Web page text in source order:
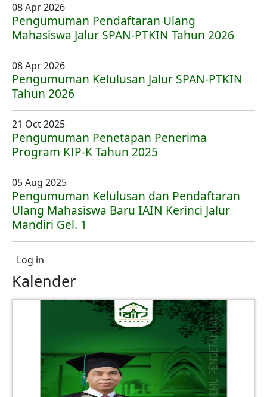
08 Apr 2026
Pengumuman Pendaftaran Ulang
Mahasiswa Jalur SPAN-PTKIN Tahun 2026
08 Apr 2026
Pengumuman Kelulusan Jalur SPAN-PTKIN
Tahun 2026
21 Oct 2025
Pengumuman Penetapan Penerima
Program KIP-K Tahun 2025
05 Aug 2025
Pengumuman Kelulusan dan Pendaftaran
Ulang Mahasiswa Baru IAIN Kerinci Jalur
Mandiri Gel. 1
User account menu
Log in
Kalender